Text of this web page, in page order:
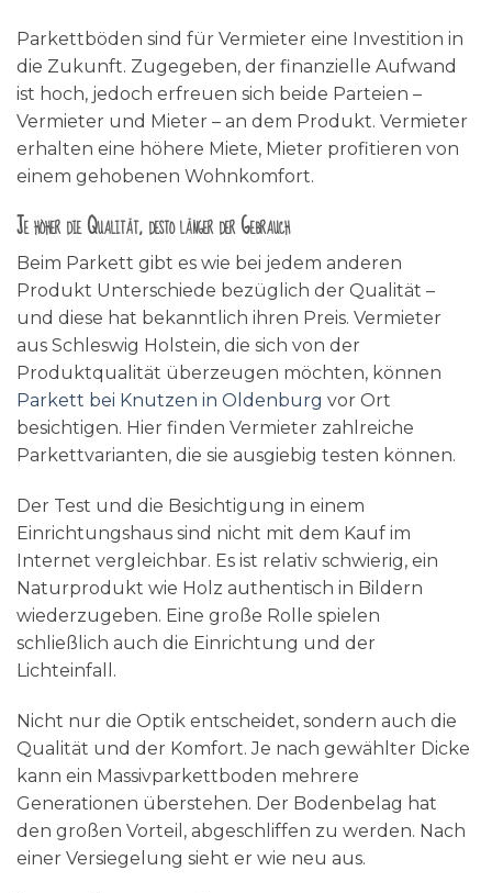
Parkettböden sind für Vermieter eine Investition in
die Zukunft. Zugegeben, der finanzielle Aufwand
ist hoch, jedoch erfreuen sich beide Parteien –
Vermieter und Mieter – an dem Produkt. Vermieter
erhalten eine höhere Miete, Mieter profitieren von
einem gehobenen Wohnkomfort.
Je höher die Qualität, desto länger der Gebrauch
Beim Parkett gibt es wie bei jedem anderen
Produkt Unterschiede bezüglich der Qualität –
und diese hat bekanntlich ihren Preis. Vermieter
aus Schleswig Holstein, die sich von der
Produktqualität überzeugen möchten, können
Parkett bei Knutzen in Oldenburg vor Ort
besichtigen. Hier finden Vermieter zahlreiche
Parkettvarianten, die sie ausgiebig testen können.
Der Test und die Besichtigung in einem
Einrichtungshaus sind nicht mit dem Kauf im
Internet vergleichbar. Es ist relativ schwierig, ein
Naturprodukt wie Holz authentisch in Bildern
wiederzugeben. Eine große Rolle spielen
schließlich auch die Einrichtung und der
Lichteinfall.
Nicht nur die Optik entscheidet, sondern auch die
Qualität und der Komfort. Je nach gewählter Dicke
kann ein Massivparkettboden mehrere
Generationen überstehen. Der Bodenbelag hat
den großen Vorteil, abgeschliffen zu werden. Nach
einer Versiegelung sieht er wie neu aus.